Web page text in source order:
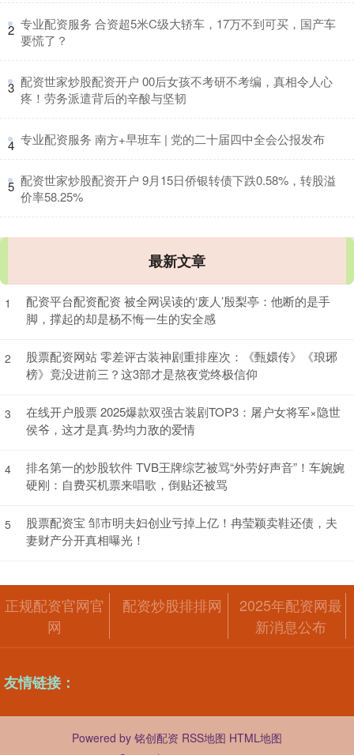
2 ​专业配资服务 合资超5米C级大轿车，17万不到可买，国产车
要慌了？
3 ​配资世家炒股配资开户 00后女孩不考研不考编，真相令人心
疼！劳务派遣背后的辛酸与坚韧
4 ​专业配资服务 南方+早班车 | 党的二十届四中全会公报发布
5 ​配资世家炒股配资开户 9月15日侨银转债下跌0.58%，转股溢
价率58.25%
最新文章
1
配资平台配资配资 被全网误读的‘废人’殷梨亭：他断的是手
脚，撑起的却是杨不悔一生的安全感
2
股票配资网站 零差评古装神剧重排座次：《甄嬛传》《琅琊
榜》竟没进前三？这3部才是熬夜党终极信仰
3
在线开户股票 2025爆款双强古装剧TOP3：屠户女将军×隐世
侯爷，这才是真·势均力敌的爱情
4
排名第一的炒股软件 TVB王牌综艺被骂“外劳好声音”！车婉婉
硬刚：自费买机票来唱歌，倒贴还被骂
5
股票配资宝 邹市明夫妇创业亏掉上亿！冉莹颖卖鞋还债，夫
妻财产分开真相曝光！
正规配资官网官
网
配资炒股排排网
2025年配资网最
新消息公布
友情链接：
Powered by 铭创配资 RSS地图 HTML地图